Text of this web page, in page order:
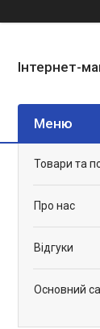
Інтернет-
Товари та
Про нас
Відгуки
Основний